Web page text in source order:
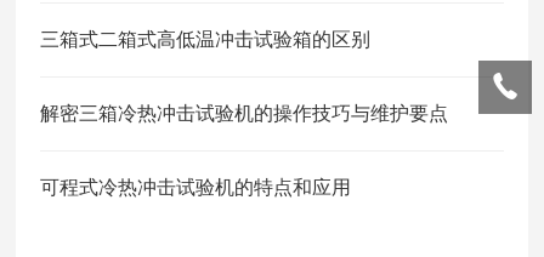
三箱式二箱式高低温冲击试验箱的区别
解密三箱冷热冲击试验机的操作技巧与维护要点
可程式冷热冲击试验机的特点和应用